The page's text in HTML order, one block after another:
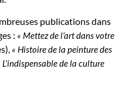
publications dans
: « Mettez de l’art dans votre
« Histoire de la peinture des
L’indispensable de la culture